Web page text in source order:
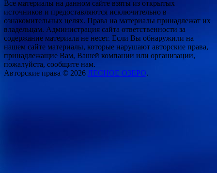
Все материалы на данном сайте взяты из открытых
источников и предоставляются исключительно в
ознакомительных целях. Права на материалы принадлежат их
владельцам. Администрация сайта ответственности за
содержание материала не несет. Если Вы обнаружили на
нашем сайте материалы, которые нарушают авторские права,
принадлежащие Вам, Вашей компании или организации,
пожалуйста, сообщите нам.
Авторские права © 2026 ЛЕСНОЕ ОЗЕРО.